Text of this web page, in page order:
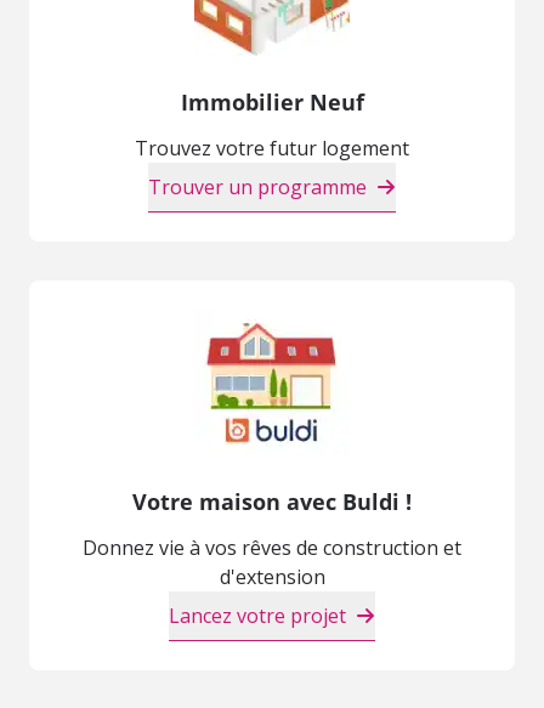
Immobilier Neuf
Trouvez votre futur logement
Trouver un programme
Votre maison avec Buldi !
Donnez vie à vos rêves de construction et
d'extension
Lancez votre projet